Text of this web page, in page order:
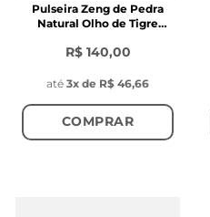
Pulseira Zeng de Pedra
Natural Olho de Tigre
R$ 140,00
até 3x de R$ 46,66
COMPRAR